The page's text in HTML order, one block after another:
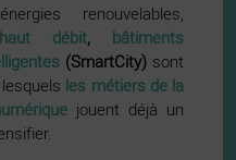
renouvelables,
débit, bâtiments
(SmartCity) sont
les métiers de la
jouent déjà un